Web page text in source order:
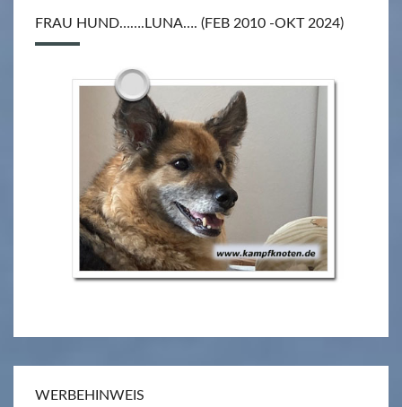
FRAU HUND…….LUNA…. (FEB 2010 -OKT 2024)
WERBEHINWEIS